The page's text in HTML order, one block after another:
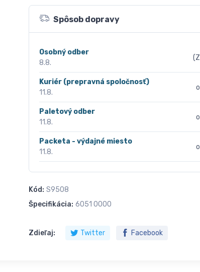
Spôsob dopravy
Osobný odber
8.8.
Kuriér (prepravná spoločnosť)
11.8.
Paletový odber
11.8.
Packeta - výdajné miesto
11.8.
Kód: S9508
Špecifikácia: 6051 0000
Zdieľaj: Twitter Facebook